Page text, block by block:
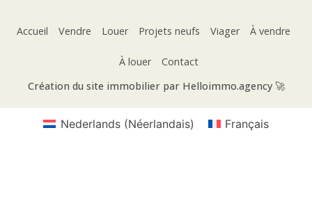
Accueil Vendre Louer Projets neufs Viager À vendre
À louer
Contact
Création du site immobilier par Helloimmo.agency 🚀
Nederlands(Néerlandais) Français